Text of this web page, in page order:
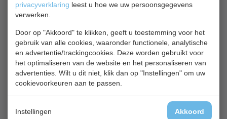
privacyverklaring leest u hoe we uw persoonsgegevens
verwerken.
Door op "Akkoord" te klikken, geeft u toestemming voor het
gebruik van alle cookies, waaronder functionele, analytische
en advertentie/trackingcookies. Deze worden gebruikt voor
het optimaliseren van de website en het personaliseren van
advertenties. Wilt u dit niet, klik dan op "Instellingen" om uw
cookievoorkeuren aan te passen.
Instellingen Akkoord
Mahonie houten tafelbordje
15x10 cm
€ 17,70
€ 17,00
Menumap/Houder bekijken
Securit CE 417